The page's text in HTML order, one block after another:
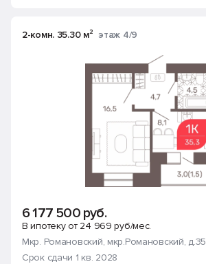
2-комн. 35.30 м² этаж 4/9
6 177 500 руб.
В ипотеку от 24 969 руб/мес.
Мкр. Романовский, мкр.Романовский, д.35
Срок сдачи 1 кв. 2028